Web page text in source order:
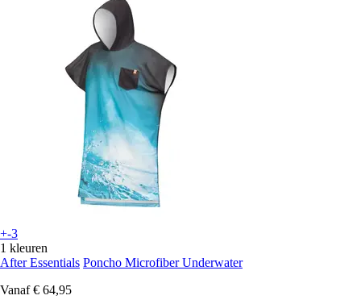
+-3
1 kleuren
After Essentials Poncho Microfiber Underwater
Vanaf € 64,95